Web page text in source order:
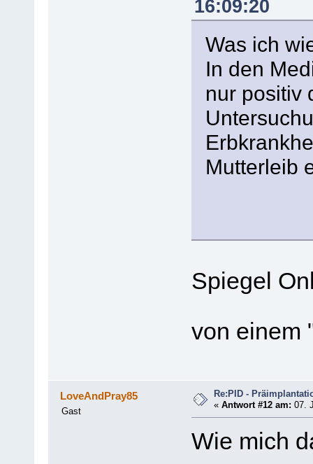
16:09:20
Was ich
In den
nur positiv
Mutterleib
Spiegel
von einem
LoveAndPray85
Gast
Re:PID -
«Antwort #12 am: 07.
Wie mich